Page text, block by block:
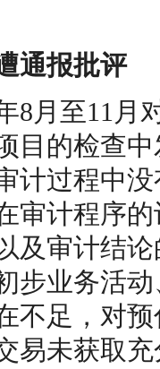
报批评
月至11月
目的检查
计过程中
审计程序
及审计结
步业务活
不足，对
易未获取